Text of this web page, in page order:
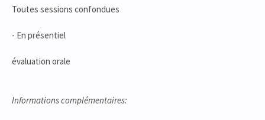
Toutes sessions confondues
- En présentiel
évaluation orale
Informations complémentaires: